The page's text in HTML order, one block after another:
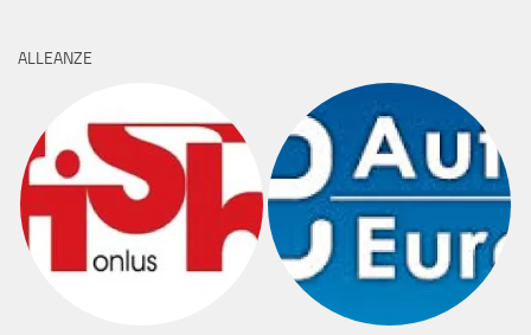
ALLEANZE